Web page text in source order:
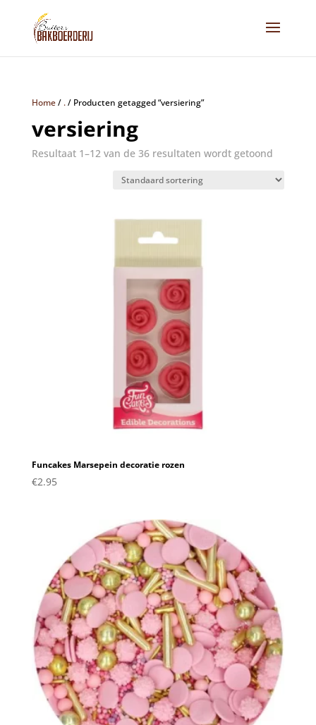
Home/ ./ Producten getagged “versiering”
versiering
Resultaat 1–12 van de 36 resultaten wordt getoond
Funcakes Marsepein decoratie rozen
€2.95